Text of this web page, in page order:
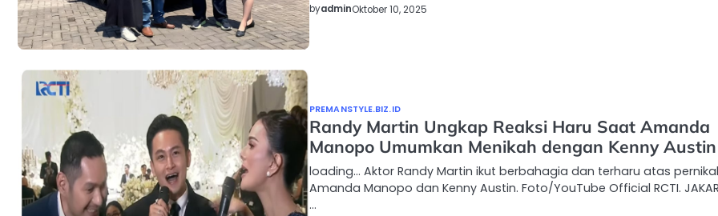
byadminOktober 10, 2025
PREMANSTYLE.BIZ.ID
Randy Martin Ungkap Reaksi Haru Saat Amanda
Manopo Umumkan Menikah dengan Kenny Austin
loading… Aktor Randy Martin ikut berbahagia dan terharu atas
Amanda Manopo dan Kenny Austin. Foto/YouTube Official RCTI.
…